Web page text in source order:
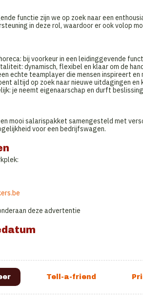
functie zijn we op zoek naar een
in deze rol, waardoor er ook volop
bij voorkeur in een leidinggevende
dynamisch, flexibel en klaar om de
echte teamplayer die mensen inspireert en
altijd op zoek naar nieuwe uitdagingen
je neemt eigenaarschap en durft
mooi salarispakket samengesteld met
voor een bedrijfswagen.
deze advertentie